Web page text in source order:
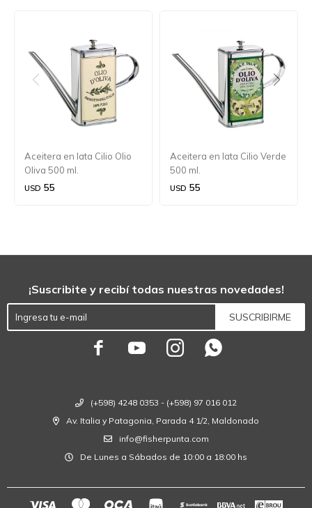
Aceitera en lata Cilio Olio
Oliva 500 ml.
USD 55
Aceitera en lata Cilio Verde
500 ml.
USD 55
(+598) 4248 0353 - (+598) 97 016 012
Av. Italia y Patagonia, Parada 4 1/2, Maldonado
info@fisherpunta.com
De Lunes a Sábados de 10:00 a 18:00 hs
¡Suscribite y recibí todas nuestras novedades!
SUSCRIBIRME
   